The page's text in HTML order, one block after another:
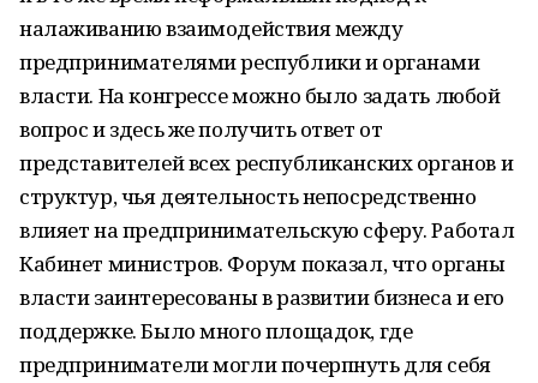
налаживанию взаимодействия между
предпринимателями республики и органами
власти. На конгрессе можно было задать любой
вопрос и здесь же получить ответ от
представителей всех республиканских органов и
структур, чья деятельность непосредственно
влияет на предпринимательскую сферу. Работал
Кабинет министров. Форум показал, что органы
власти заинтересованы в развитии бизнеса и его
поддержке. Было много площадок, где
предприниматели могли почерпнуть для себя